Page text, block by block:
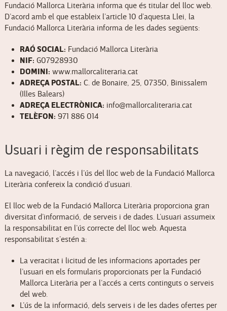
Fundació Mallorca Literària informa que és titular del lloc web.
D’acord amb el que estableix l’article 10 d’aquesta Llei, la
Fundació Mallorca Literària informa de les dades següents:
RAÓ SOCIAL: Fundació Mallorca Literària
NIF: G07928930
DOMINI: www.mallorcaliteraria.cat
ADREÇA POSTAL: C. de Bonaire, 25, 07350, Binissalem
(Illes Balears)
ADREÇA ELECTRÒNICA: info@mallorcaliteraria.cat
TELÈFON: 971 886 014
Usuari i règim de responsabilitats
La navegació, l’accés i l’ús del lloc web de la Fundació Mallorca
Literària confereix la condició d’usuari.
El lloc web de la Fundació Mallorca Literària proporciona gran
diversitat d’informació, de serveis i de dades. L’usuari assumeix
la responsabilitat en l’ús correcte del lloc web. Aquesta
responsabilitat s’estén a:
La veracitat i licitud de les informacions aportades per
l’usuari en els formularis proporcionats per la Fundació
Mallorca Literària per a l’accés a certs continguts o serveis
del web.
L’ús de la informació, dels serveis i de les dades ofertes per